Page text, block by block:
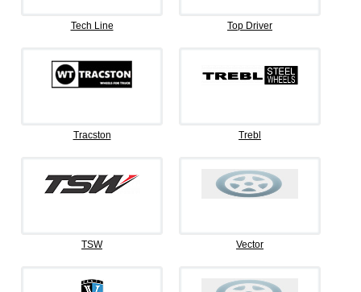
Tech Line Top Driver
Tracston Trebl
TSW Vector